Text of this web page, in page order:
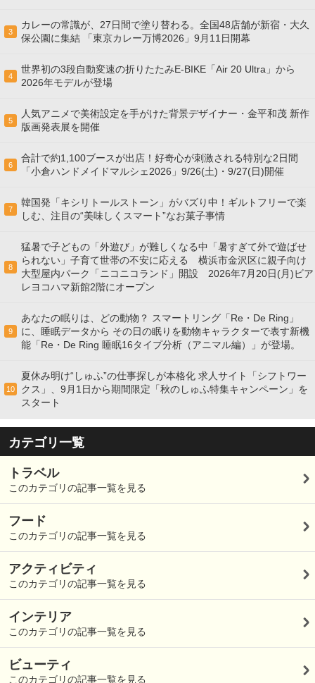
3
カレーの常識が、27日間で塗り替わる。全国48店舗が新宿・大久
保公園に集結 「東京カレー万博2026」9月11日開幕
4
世界初の3段自動変速の折りたたみE-BIKE「Air 20 Ultra」から
2026年モデルが登場
5
人気アニメで美術設定を手がけた背景デザイナー・金平和茂 新作
版画発表展を開催
6
合計で約1,100ブースが出店！好奇心が刺激される特別な2日間
「小倉ハンドメイドマルシェ2026」9/26(土)・9/27(日)開催
7
韓国発「キシリトールストーン」がバズり中！ギルトフリーで楽
しむ、注目の“美味しくスマート”なお菓子事情
8
猛暑で子どもの「外遊び」が難しくなる中「暑すぎて外で遊ばせ
られない」子育て世帯の不安に応える 横浜市金沢区に親子向け
大型屋内パーク「ニコニコランド」開設 2026年7月20日(月)ビア
レヨコハマ新館2階にオープン
9
あなたの眠りは、どの動物？ スマートリング「Re・De Ring」
に、睡眠データから その日の眠りを動物キャラクターで表す新機
能「Re・De Ring 睡眠16タイプ分析（アニマル編）」が登場。
10
夏休み明け“しゅふ”の仕事探しが本格化 求人サイト「シフトワー
クス」、9月1日から期間限定「秋のしゅふ特集キャンペーン」を
スタート
カテゴリ一覧
トラベル
このカテゴリの記事一覧を見る
フード
このカテゴリの記事一覧を見る
アクティビティ
このカテゴリの記事一覧を見る
インテリア
このカテゴリの記事一覧を見る
ビューティ
このカテゴリの記事一覧を見る